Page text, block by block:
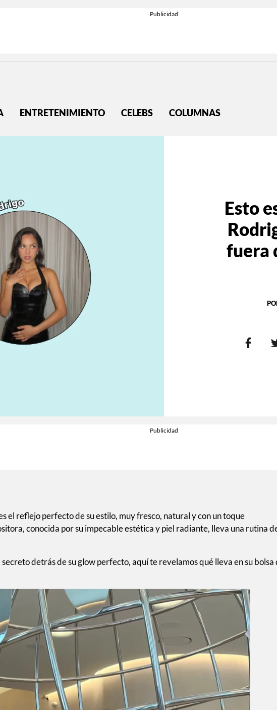
ENTRETENIMIENTO CELEBS COLUMNAS
Esto
fuera
el reflejo perfecto de su estilo, muy fresco, natural y con un toque
conocida por su impecable estética y piel radiante, lleva una rutina
detrás de su glow perfecto, aquí te revelamos qué lleva en su bolsa